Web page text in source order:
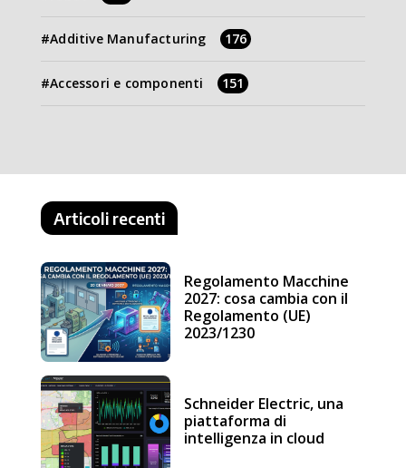
Additive Manufacturing 176
Accessori e componenti 151
Articoli recenti
Regolamento Macchine
2027: cosa cambia con il
Regolamento (UE)
2023/1230
Schneider Electric, una
piattaforma di
intelligenza in cloud